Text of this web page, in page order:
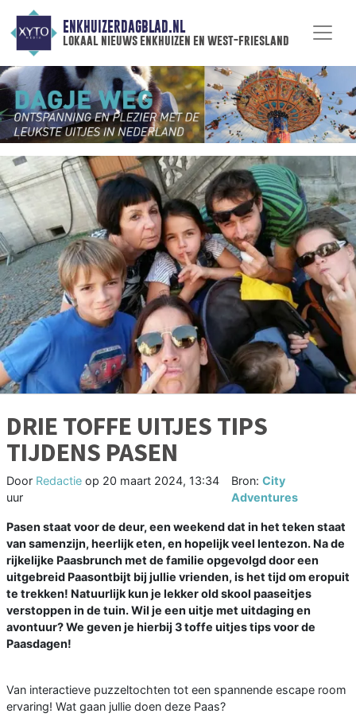
ENKHUIZERDAGBLAD.NL
lokaal nieuws enkhuizen en west-friesland
DRIE TOFFE UITJES TIPS
TIJDENS PASEN
Door Redactie op 20 maart 2024, 13:34
uur
Bron: City
Adventures
Pasen staat voor de deur, een weekend dat in het teken staat
van samenzijn, heerlijk eten, en hopelijk veel lentezon. Na de
rijkelijke Paasbrunch met de familie opgevolgd door een
uitgebreid Paasontbijt bij jullie vrienden, is het tijd om eropuit
te trekken! Natuurlijk kun je lekker old skool paaseitjes
verstoppen in de tuin. Wil je een uitje met uitdaging en
avontuur? We geven je hierbij 3 toffe uitjes tips voor de
Paasdagen!
Van interactieve puzzeltochten tot een spannende escape room
ervaring! Wat gaan jullie doen deze Paas?